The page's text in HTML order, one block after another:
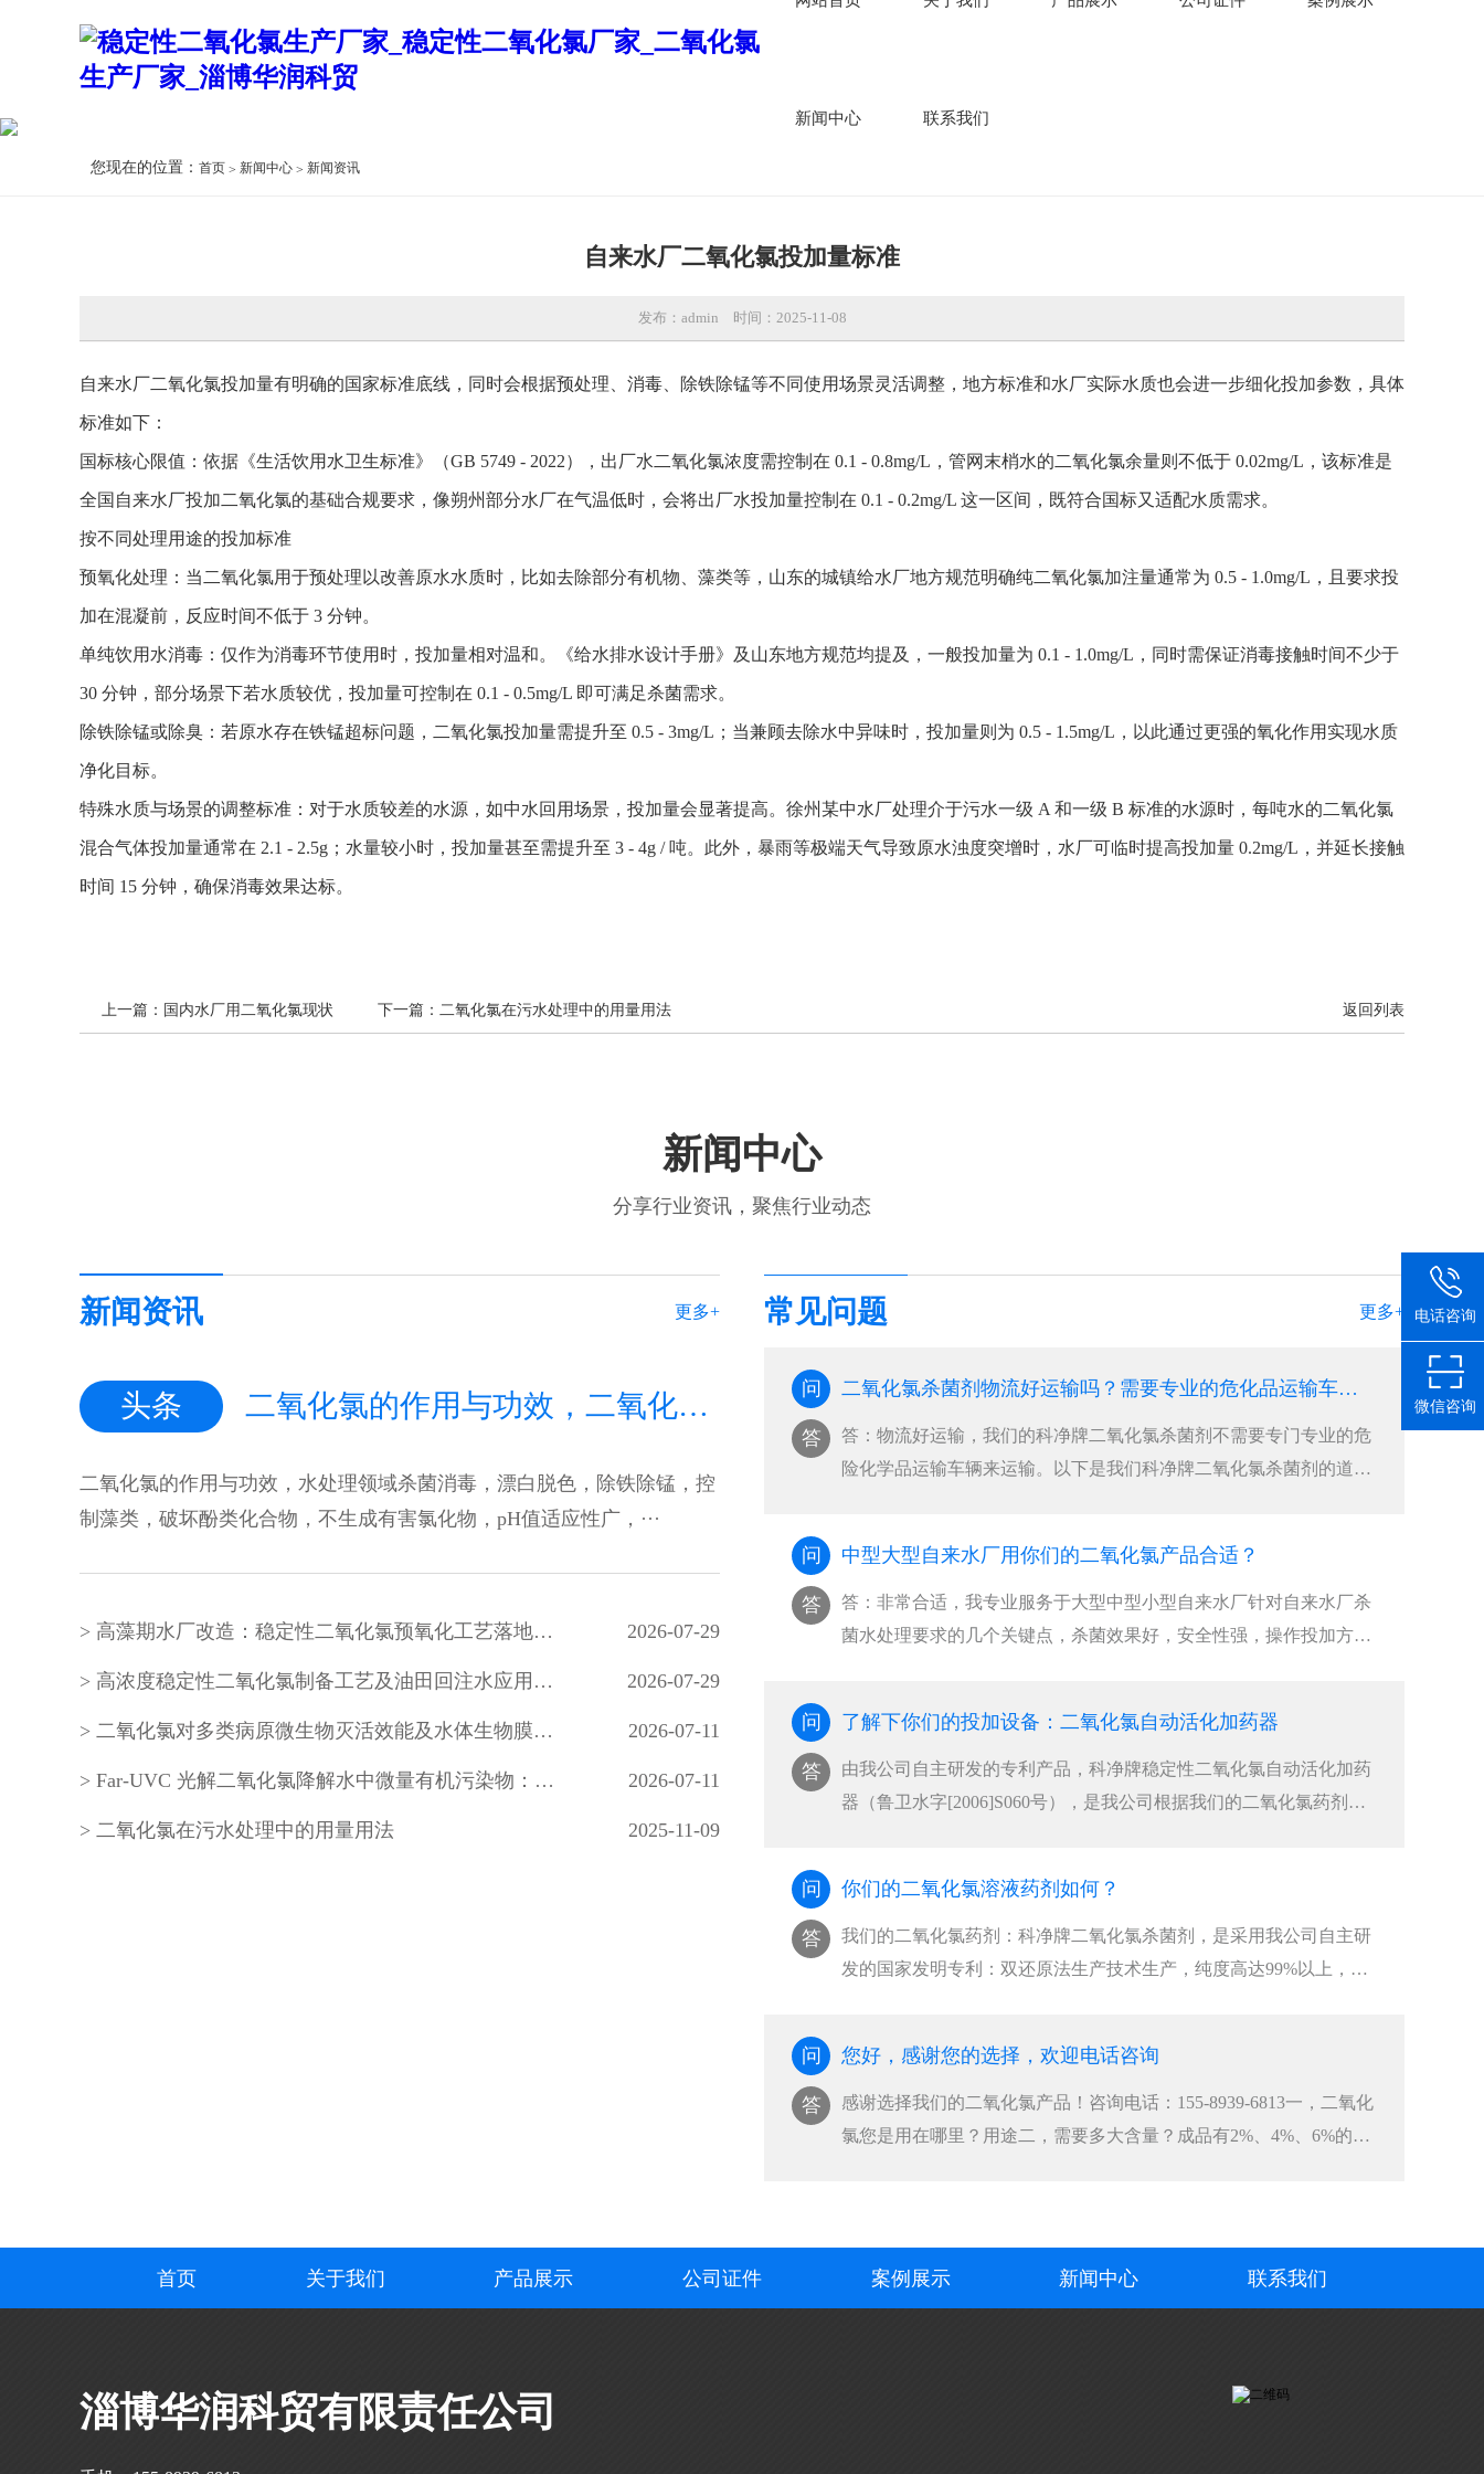
新闻中心 联系我们
您现在的位置： 首页 新闻中心 新闻资讯
自来水厂二氧化氯投加量标准
发布：admin 时间：2025-11-08
自来水厂二氧化氯投加量有明确的国家标准底线，同时会根据预处理、消毒、除铁除锰等不同使用场景灵活调整，地方标准和水厂实际水质也会进一步细化投加参数，具体
标准如下：
国标核心限值：依据《生活饮用水卫生标准》（GB 5749 - 2022），出厂水二氧化氯浓度需控制在 0.1 - 0.8mg/L，管网末梢水的二氧化氯余量则不低于 0.02mg/L，该标准是
全国自来水厂投加二氧化氯的基础合规要求，像朔州部分水厂在气温低时，会将出厂水投加量控制在 0.1 - 0.2mg/L 这一区间，既符合国标又适配水质需求。
按不同处理用途的投加标准
预氧化处理：当二氧化氯用于预处理以改善原水水质时，比如去除部分有机物、藻类等，山东的城镇给水厂地方规范明确纯二氧化氯加注量通常为 0.5 - 1.0mg/L，且要求投
加在混凝前，反应时间不低于 3 分钟。
单纯饮用水消毒：仅作为消毒环节使用时，投加量相对温和。《给水排水设计手册》及山东地方规范均提及，一般投加量为 0.1 - 1.0mg/L，同时需保证消毒接触时间不少于
30 分钟，部分场景下若水质较优，投加量可控制在 0.1 - 0.5mg/L 即可满足杀菌需求。
除铁除锰或除臭：若原水存在铁锰超标问题，二氧化氯投加量需提升至 0.5 - 3mg/L；当兼顾去除水中异味时，投加量则为 0.5 - 1.5mg/L，以此通过更强的氧化作用实现水质
净化目标。
特殊水质与场景的调整标准：对于水质较差的水源，如中水回用场景，投加量会显著提高。徐州某中水厂处理介于污水一级 A 和一级 B 标准的水源时，每吨水的二氧化氯
混合气体投加量通常在 2.1 - 2.5g；水量较小时，投加量甚至需提升至 3 - 4g / 吨。此外，暴雨等极端天气导致原水浊度突增时，水厂可临时提高投加量 0.2mg/L，并延长接触
时间 15 分钟，确保消毒效果达标。
上一篇： 国内水厂用二氧化氯现状 下一篇： 二氧化氯在污水处理中的用量用法 返回列表
新闻中心
分享行业资讯，聚焦行业动态
新闻资讯 更多+
头条 二氧化氯的作用与功效，二氧化氯的作用与功效百科
二氧化氯的作用与功效，水处理领域杀菌消毒，漂白脱色，除铁除锰，控
制藻类，破坏酚类化合物，不生成有害氯化物，pH值适应性广，···
高藻期水厂改造：稳定性二氧化氯预氧化工艺落地效果显著 2026-07-29
高浓度稳定性二氧化氯制备工艺及油田回注水应用研究 2026-07-29
二氧化氯对多类病原微生物灭活效能及水体生物膜剥离效果研究 2026-07-11
Far-UVC 光解二氧化氯降解水中微量有机污染物：光源筛选、氧化路径与消毒副产物风险评估 2026-07-11
二氧化氯在污水处理中的用量用法 2025-11-09
常见问题 更多+
问 二氧化氯杀菌剂物流好运输吗？需要专业的危化品运输车辆吗？
答
答：物流好运输，我们的科净牌二氧化氯杀菌剂不需要专门专业的危
险化学品运输车辆来运输。以下是我们科净牌二氧化氯杀菌剂的道路
问 中型大型自来水厂用你们的二氧化氯产品合适？
答
答：非常合适，我专业服务于大型中型小型自来水厂针对自来水厂杀
菌水处理要求的几个关键点，杀菌效果好，安全性强，操作投加方便
问 了解下你们的投加设备：二氧化氯自动活化加药器
答
由我公司自主研发的专利产品，科净牌稳定性二氧化氯自动活化加药
器（鲁卫水字[2006]S060号），是我公司根据我们的二氧化氯药剂的
问 你们的二氧化氯溶液药剂如何？
答
我们的二氧化氯药剂：科净牌二氧化氯杀菌剂，是采用我公司自主研
发的国家发明专利：双还原法生产技术生产，纯度高达99%以上，杀
问 您好，感谢您的选择，欢迎电话咨询
答
感谢选择我们的二氧化氯产品！咨询电话：155-8939-6813一，二氧化
氯您是用在哪里？用途二，需要多大含量？成品有2%、4%、6%的，
首页 关于我们 产品展示 公司证件 案例展示 新闻中心 联系我们
淄博华润科贸有限责任公司
电话咨询
微信咨询